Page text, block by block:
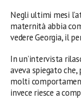
Negli ultimi mesi
maternità abbia
vedere Georgia, il
In un’intervista
aveva spiegato
molti
invece riesce a